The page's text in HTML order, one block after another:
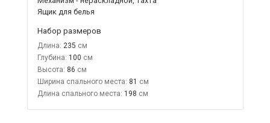
Ящик для белья
Набор размеров
Длина: 235
Глубина: 100
Высота: 86
Ширина спального места: 81
Длина спального места: 198